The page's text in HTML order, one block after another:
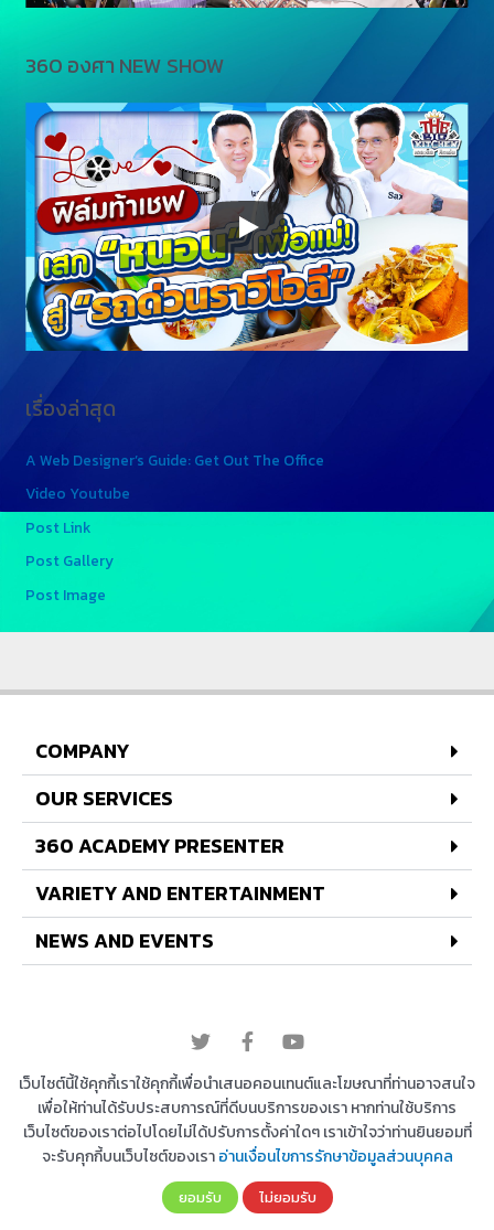
เว็บไซต์นี้ใช้คุกกี้เราใช้คุกกี้เพื่อนำเสนอคอนเทนต์และโฆษณาที่ท่านอาจสนใจ
เพื่อให้ท่านได้รับประสบการณ์ที่ดีบนบริการของเรา หากท่านใช้บริการ
เว็บไซต์ของเราต่อไปโดยไม่ได้ปรับการตั้งค่าใดๆ เราเข้าใจว่าท่านยินยอมที่
จะรับคุกกี้บนเว็บไซต์ของเราอ่านเงื่อนไขการรักษาข้อมูลส่วนบุคคล
ยอมรับ ไม่ยอมรับ
360 องศา NEW SHOW
เรื่องล่าสุด
A Web Designer’s Guide: Get Out The Office
Video Youtube
Post Link
Post Gallery
Post Image
COMPANY
OUR SERVICES
360 ACADEMY PRESENTER
VARIETY AND ENTERTAINMENT
NEWS AND EVENTS
© 2022 All rights reserved
Copyright © 2026 บริษัท 360 องศา เอ็นเตอร์เทนเม้น
ท์ จำกัด | Powered byAstra WordPress Theme